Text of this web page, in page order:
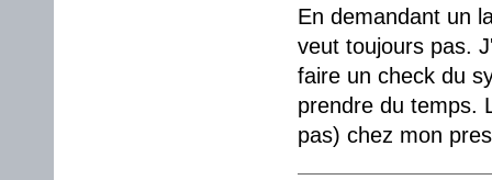
En demandant un
veut toujours pas.
faire un check du
prendre du temps.
pas) chez mon